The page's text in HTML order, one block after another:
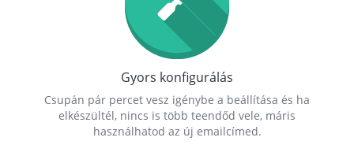
Gyors konfigurálás
Csupán pár percet vesz igénybe a beállítása és ha
elkészültél, nincs is több teendőd vele, máris
használhatod az új emailcímed.